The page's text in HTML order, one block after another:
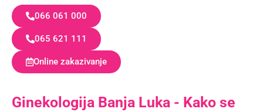
066 061 000
065 621 111
Online zakazivanje
Ginekologija Banja Luka - Kako se